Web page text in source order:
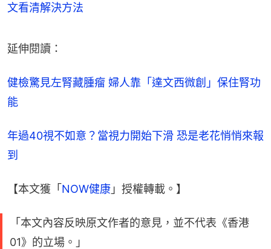
文看清解決方法
延伸閱讀：
健檢驚見左腎藏腫瘤 婦人靠「達文西微創」保住腎功
能
年過40視不如意？當視力開始下滑 恐是老花悄悄來報
到
【本文獲「NOW健康 」授權轉載。】
「本文內容反映原文作者的意見，並不代表《香港
01》的立場。」